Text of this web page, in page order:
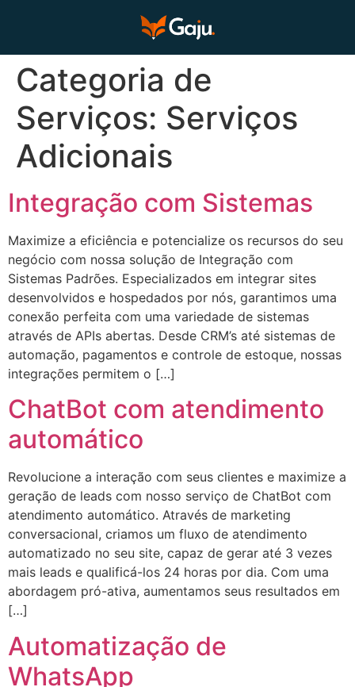
Categoria de
Serviços: Serviços
Adicionais
Integração com Sistemas
Maximize a eficiência e potencialize os recursos do seu
negócio com nossa solução de Integração com
Sistemas Padrões. Especializados em integrar sites
desenvolvidos e hospedados por nós, garantimos uma
conexão perfeita com uma variedade de sistemas
através de APIs abertas. Desde CRM’s até sistemas de
automação, pagamentos e controle de estoque, nossas
integrações permitem o […]
ChatBot com atendimento
automático
Revolucione a interação com seus clientes e maximize a
geração de leads com nosso serviço de ChatBot com
atendimento automático. Através de marketing
conversacional, criamos um fluxo de atendimento
automatizado no seu site, capaz de gerar até 3 vezes
mais leads e qualificá-los 24 horas por dia. Com uma
abordagem pró-ativa, aumentamos seus resultados em
[…]
Automatização de
WhatsApp